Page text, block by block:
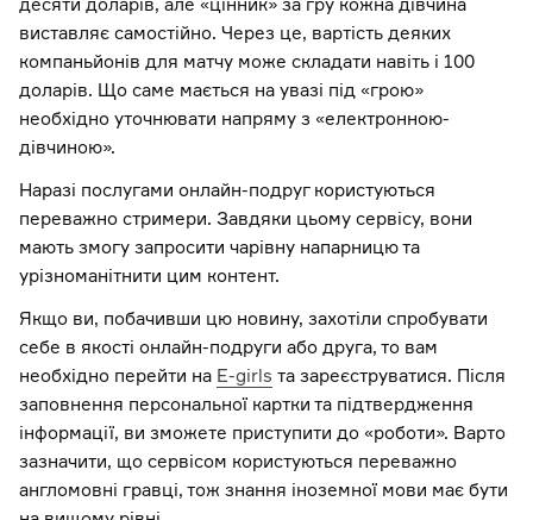
виставляє самостійно. Через це, вартість деяких
компаньйонів для матчу може складати навіть і 100
доларів. Що саме мається на увазі під «грою»
необхідно уточнювати напряму з «електронною-
дівчиною».
Наразі послугами онлайн-подруг користуються
переважно стримери. Завдяки цьому сервісу, вони
мають змогу запросити чарівну напарницю та
урізноманітнити цим контент.
Якщо ви, побачивши цю новину, захотіли спробувати
себе в якості онлайн-подруги або друга, то вам
необхідно перейти на E-girls та зареєструватися. Після
заповнення персональної картки та підтвердження
інформації, ви зможете приступити до «роботи». Варто
зазначити, що сервісом користуються переважно
англомовні гравці, тож знання іноземної мови має бути